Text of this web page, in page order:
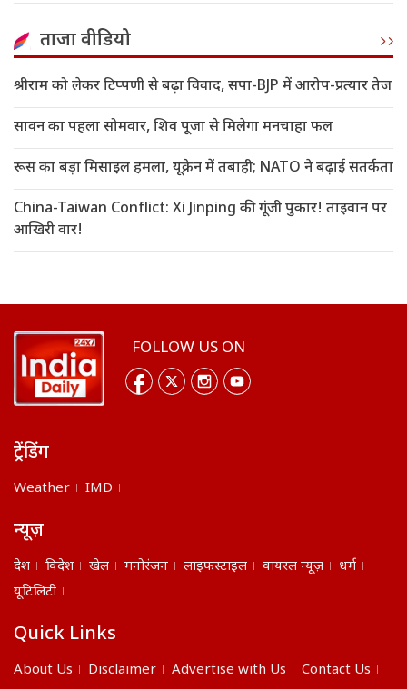
ताजा वीडियो
श्रीराम को लेकर टिप्पणी से बढ़ा विवाद, सपा-BJP में आरोप-प्रत्यार तेज
सावन का पहला सोमवार, शिव पूजा से मिलेगा मनचाहा फल
रूस का बड़ा मिसाइल हमला, यूक्रेन में तबाही; NATO ने बढ़ाई सतर्कता
China-Taiwan Conflict: Xi Jinping की गूंजी पुकार! ताइवान पर
आखिरी वार!
FOLLOW US ON
ट्रेंडिंग
Weather IMD
न्यूज़
देश विदेश खेल मनोरंजन लाइफस्टाइल वायरल न्यूज़
धर्म
यूटिलिटी
Quick Links
About Us Disclaimer Advertise with Us
Contact Us